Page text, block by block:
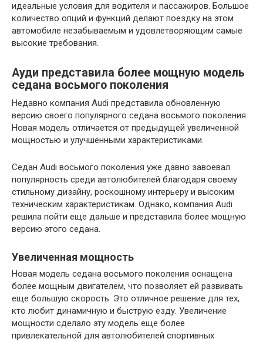
идеальные условия для водителя и пассажиров. Большое
количество опций и функций делают поездку на этом
автомобиле незабываемым и удовлетворяющим самые
высокие требования.
Ауди представила более мощную модель
седана восьмого поколения
Недавно компания Audi представила обновленную
версию своего популярного седана восьмого поколения.
Новая модель отличается от предыдущей увеличенной
мощностью и улучшенными характеристиками.
Седан Audi восьмого поколения уже давно завоевал
популярность среди автолюбителей благодаря своему
стильному дизайну, роскошному интерьеру и высоким
техническим характеристикам. Однако, компания Audi
решила пойти еще дальше и представила более мощную
версию этого седана.
Увеличенная мощность
Новая модель седана восьмого поколения оснащена
более мощным двигателем, что позволяет ей развивать
еще большую скорость. Это отличное решение для тех,
кто любит динамичную и быструю езду. Увеличение
мощности сделало эту модель еще более
привлекательной для автолюбителей спортивных